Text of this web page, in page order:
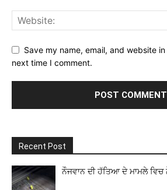
Save my name, email, and website
next time I comment.
Recent Post
ਨੌਜਵਾਨ ਦੀ ਹੱਤਿਆ ਦੇ ਮਾਮਲੇ ਵਿਚ